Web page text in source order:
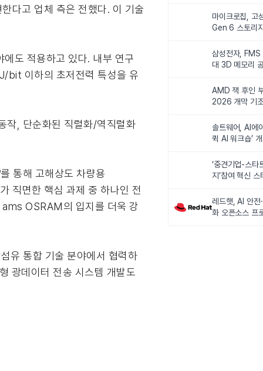
다고 업체 측은 전했다. 이 기술
도 적용하고 있다. 내부 연구
bit 이하의 초저전력 특성을 유
, 단순화된 직렬화/역직렬화
통해 고해상도 차량용
직면한 핵심 과제 중 하나인 전
OSRAM의 입지를 더욱 강
유 통합 기술 분야에서 협력하
광데이터 전송 시스템 개발도
마이크로칩, 고
Gen 6 스토리
삼성전자,
대 3D 메모리
AMD 잭 후인
2026 개막 기
솔트웨어, AI에
퀵 AI 워크숍’
‘중견기업-스타
지’참여 혁신
레드햇, AI 안전
화 오픈소스 프